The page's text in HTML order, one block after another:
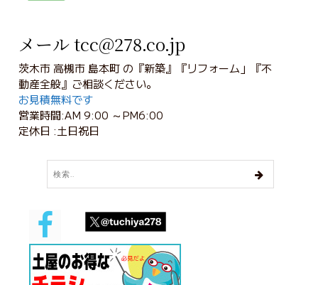
メール tcc@278.co.jp
茨木市 高槻市 島本町 の『新築』『リフォーム」『不
動産全般』ご相談ください。
お見積無料です
営業時間:AM 9:00 ～PM6:00
定休日 :土日祝日